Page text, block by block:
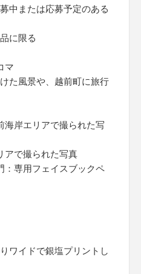
中または応募予定のある
に限る
マ
た風景や、越前町に旅行
海岸エリアで撮られた写
アで撮られた写真
：専用フェイスブックペ
ワイドで銀塩プリントし